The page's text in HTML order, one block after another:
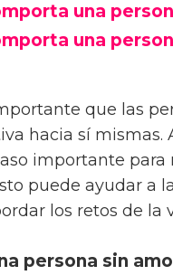
una
una
que las
hacia sí
importante
puede ayudar a
los retos de la
persona sin